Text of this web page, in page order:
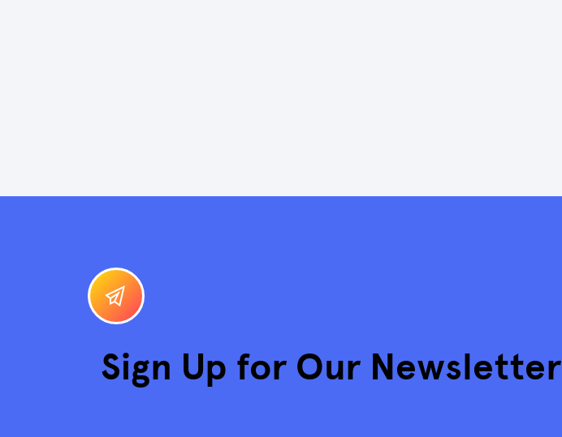
Sign Up for Our Newsletter